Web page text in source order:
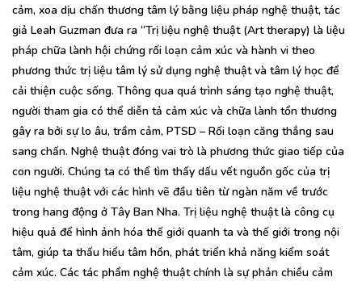
cảm, xoa dịu chấn thương tâm lý bằng liệu pháp nghệ thuật, tác
giả Leah Guzman đưa ra “Trị liệu nghệ thuật (Art therapy) là liệu
pháp chữa lành hội chứng rối loạn cảm xúc và hành vi theo
phương thức trị liệu tâm lý sử dụng nghệ thuật và tâm lý học để
cải thiện cuộc sống. Thông qua quá trình sáng tạo nghệ thuật,
người tham gia có thể diễn tả cảm xúc và chữa lành tổn thương
gây ra bởi sự lo âu, trầm cảm, PTSD – Rối loạn căng thẳng sau
sang chấn. Nghệ thuật đóng vai trò là phương thức giao tiếp của
con người. Chúng ta có thể tìm thấy dấu vết nguồn gốc của trị
liệu nghệ thuật với các hình vẽ đầu tiên từ ngàn năm về trước
trong hang động ở Tây Ban Nha. Trị liệu nghệ thuật là công cụ
hiệu quả để hình ảnh hóa thế giới quanh ta và thế giới trong nội
tâm, giúp ta thấu hiểu tâm hồn, phát triển khả năng kiểm soát
cảm xúc. Các tác phẩm nghệ thuật chính là sự phản chiều cảm